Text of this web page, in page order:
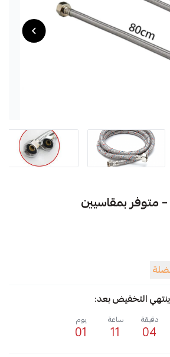
متوفر بمقاسيين
ينتهي التخفيض بعد:
04
دقيقة
11
ساعة
01
يوم